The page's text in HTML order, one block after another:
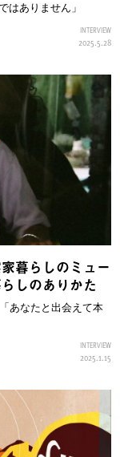
はありません」
INTERVIEW
2025.5.28
暮らしのミュー
しのありかた
あなたと出会えて本
INTERVIEW
2025.1.15